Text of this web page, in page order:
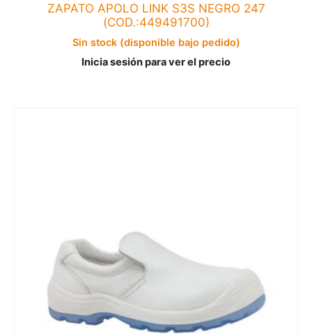
ZAPATO APOLO LINK S3S NEGRO 247
(COD.:449491700)
Sin stock (disponible bajo pedido)
Inicia sesión para ver el precio